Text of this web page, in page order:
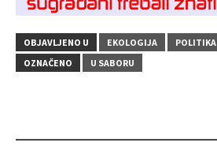
OBJAVLJENO U EKOLOGIJA
POLITIKA
OZNAČENO
U SABORU